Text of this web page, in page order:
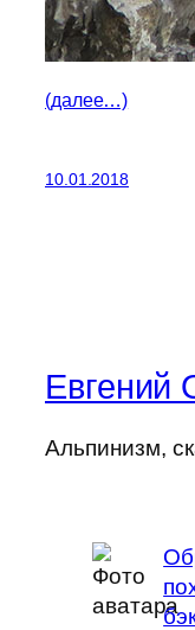
(далее…)
10.01.2018
Евгений
Альпинизм,